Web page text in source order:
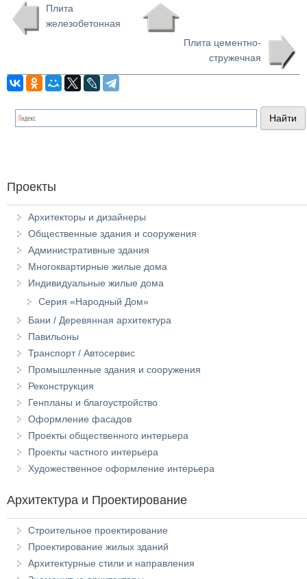
Плита
железобетонная
Плита цементно-
стружечная
Проекты
Архитекторы и дизайнеры
Общественные здания и сооружения
Административные здания
Многоквартирные жилые дома
Индивидуальные жилые дома
Серия «Народный Дом»
Бани / Деревянная архитектура
Павильоны
Транспорт / Автосервис
Промышленные здания и сооружения
Реконструкция
Генпланы и благоустройство
Оформление фасадов
Проекты общественного интерьера
Проекты частного интерьера
Художественное оформление интерьера
Архитектура и Проектирование
Строительное проектирование
Проектирование жилых зданий
Архитектурные стили и направления